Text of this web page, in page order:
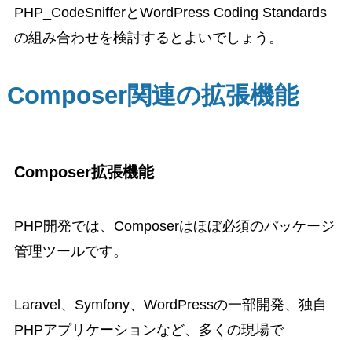
PHP_CodeSnifferとWordPress Coding Standards
の組み合わせを検討するとよいでしょう。
Composer関連の拡張機能
Composer拡張機能
PHP開発では、Composerはほぼ必須のパッケージ
管理ツールです。
Laravel、Symfony、WordPressの一部開発、独自
PHPアプリケーションなど、多くの現場で